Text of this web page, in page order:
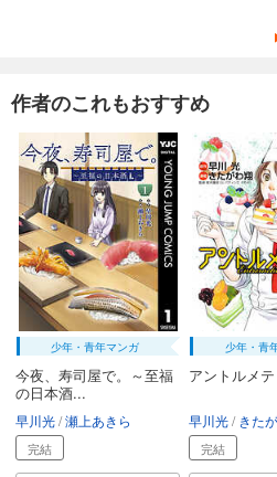
作者のこれもおすすめ
少年・青年マンガ
今夜、寿司屋で。～至福
の日本酒...
早川光 瀬上あきら
完結
少年・青
アントルメ
早川光 きた
完結